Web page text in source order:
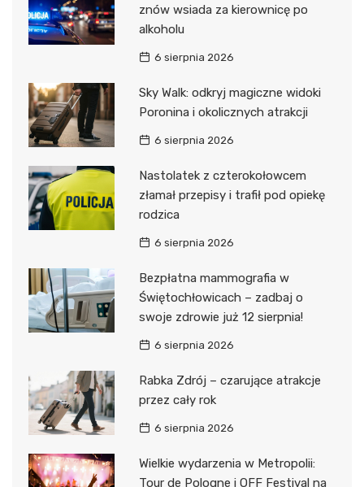
znów wsiada za kierownicę po
alkoholu
6 sierpnia 2026
Sky Walk: odkryj magiczne widoki
Poronina i okolicznych atrakcji
6 sierpnia 2026
Nastolatek z czterokołowcem
złamał przepisy i trafił pod opiekę
rodzica
6 sierpnia 2026
Bezpłatna mammografia w
Świętochłowicach – zadbaj o
swoje zdrowie już 12 sierpnia!
6 sierpnia 2026
Rabka Zdrój – czarujące atrakcje
przez cały rok
6 sierpnia 2026
Wielkie wydarzenia w Metropolii:
Tour de Pologne i OFF Festival na